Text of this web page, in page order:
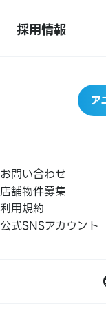
採用情報
ア
お問い合わせ
店舗物件募集
利用規約
公式SNSアカウント